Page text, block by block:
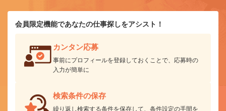
会員限定機能であなたの仕事探しをアシスト！
カンタン応募
事前にプロフィールを登録しておくことで、応募時の
入力が簡単に
検索条件の保存
繰り返し検索する条件を保存して、条件設定の手間を